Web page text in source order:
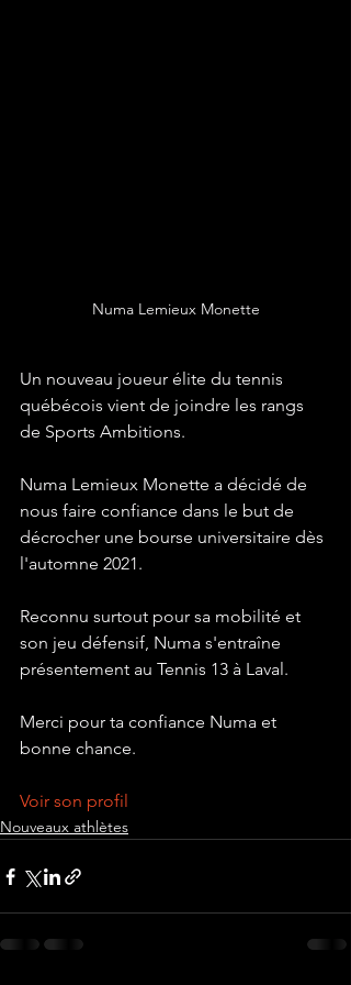
Numa Lemieux Monette
Un nouveau joueur élite du tennis
québécois vient de joindre les rangs
de Sports Ambitions.
Numa Lemieux Monette a décidé de
nous faire confiance dans le but de
décrocher une bourse universitaire dès
l'automne 2021.
Reconnu surtout pour sa mobilité et
son jeu défensif, Numa s'entraîne
présentement au Tennis 13 à Laval.
Merci pour ta confiance Numa et
bonne chance.
Voir son profil
Nouveaux athlètes